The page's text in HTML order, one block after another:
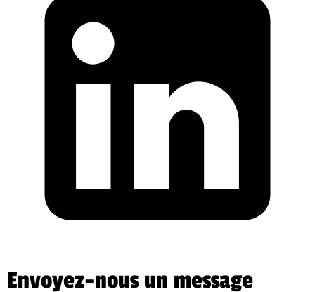
Envoyez-nous un message